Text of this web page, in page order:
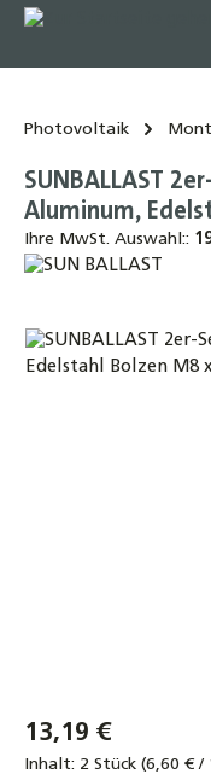
springen
Photovoltaik
SUNBALLAST
Aluminum,
Ihre MwSt. Auswahl::
Bildergalerie
13,19 €
Inhalt: 2 Stück (6,60 € /